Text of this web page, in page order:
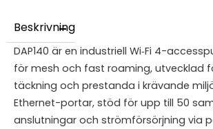
Beskrivning
DAP140 är en industriell Wi‑Fi 4-
för mesh och fast roaming, utvecklad
täckning och prestanda i krävande
Ethernet-portar, stöd för upp till 50
anslutningar och strömförsörjning via